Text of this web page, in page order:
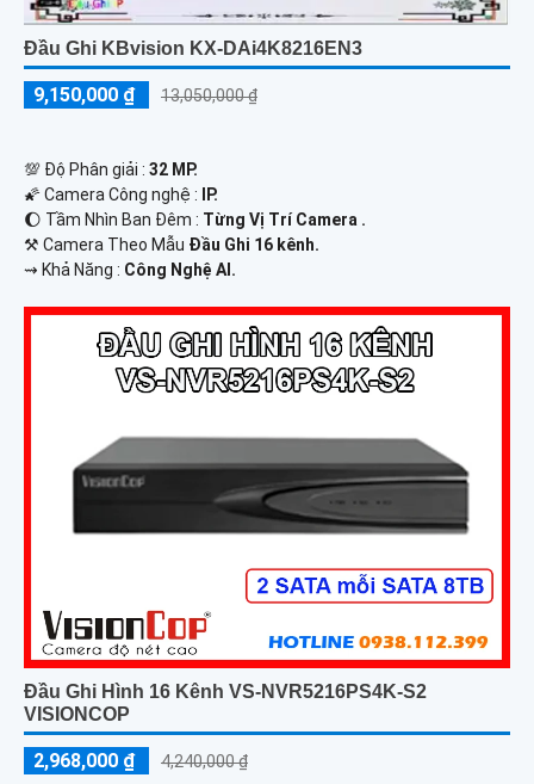
Đầu Ghi KBvision KX-DAi4K8216EN3
9,150,000 ₫ 13,050,000 ₫
💯 Độ Phân giải : 32 MP.
🌠 Camera Công nghệ :
IP.
🌔 Tầm Nhìn Ban Đêm : Từng Vị Trí Camera .
⚒ Camera Theo Mẫu Đầu Ghi 16 kênh.
️⇝ Khả Năng : Công Nghệ AI.
Đầu Ghi Hình 16 Kênh VS-NVR5216PS4K-S2
VISIONCOP
2,968,000 ₫ 4,240,000 ₫